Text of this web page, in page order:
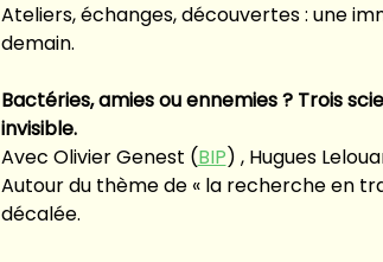
Ateliers, échanges, découvertes : une
demain.
Bactéries, amies ou ennemies ? Trois
invisible.
Avec Olivier Genest (BIP) , Hugues
Autour du thème de « la recherche en
décalée.